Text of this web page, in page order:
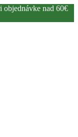
nad 60€